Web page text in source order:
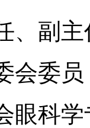
、副
会委员
眼科